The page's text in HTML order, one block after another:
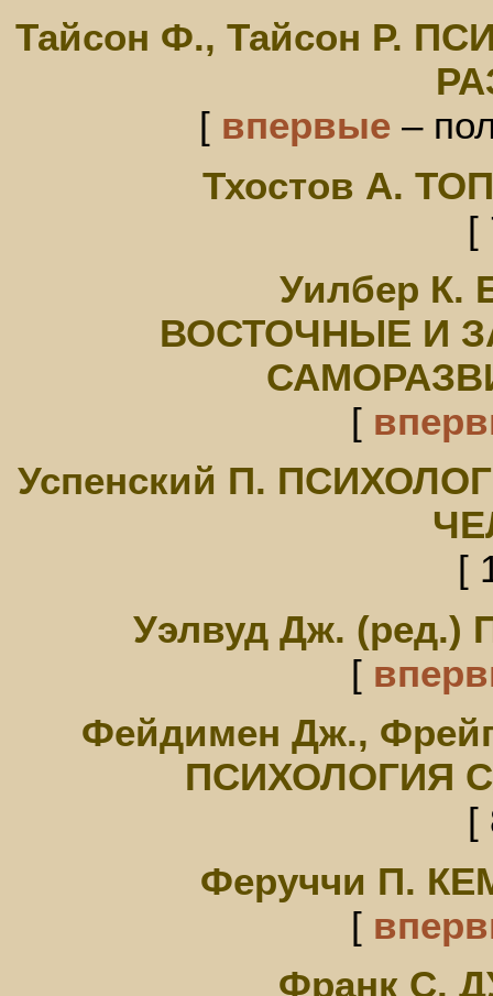
Тайсон Ф., Тайсон Р.
[ впервые–
Тхостов А.
[
Уилбер К.
ВОСТОЧНЫЕ И
[
Успенский П.
[
Уэлвуд Дж.
[
Фейдимен Дж.,
ПСИХОЛОГИЯ
[
Феруччи П.
[
Франк С.